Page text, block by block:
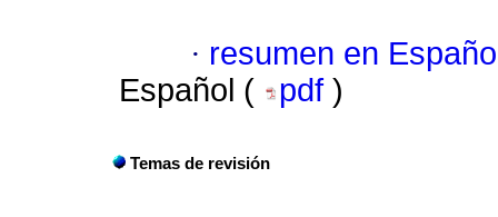
· resumen en
Español (
pdf )
Temas de revisión